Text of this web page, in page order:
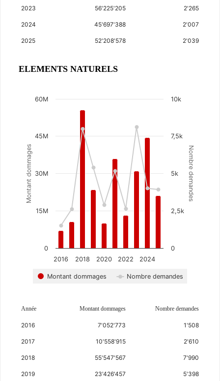
2023 56'225'205 2'265
2024 45'697'388 2'007
2025 52'208'578 2'039
ELEMENTS NATURELS
Chart
Combination chart with 2 data series.
The chart has 2 Y axes displaying Montant
Montant dommages Nombre demandes
Montant dommages Nombre demandes
2016 2018 2020 2022 2024
0
60M
15M
30M
45M
0
10k
2,5k
5k
7,5k
Année Montant dommages Nombre demandes
2016 7'052'773 1'508
2017 10'558'915 2'610
2018 55'547'567 7'990
2019 23'426'457 5'398